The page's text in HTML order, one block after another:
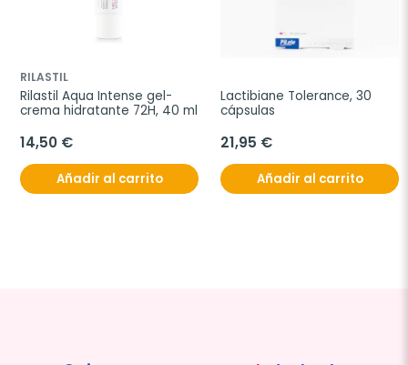
RILASTIL
Rilastil Aqua Intense gel-
crema hidratante 72H, 40 ml
14,50 €
Añadir al carrito
Lactibiane Tolerance, 30
cápsulas
21,95 €
Añadir al carrito